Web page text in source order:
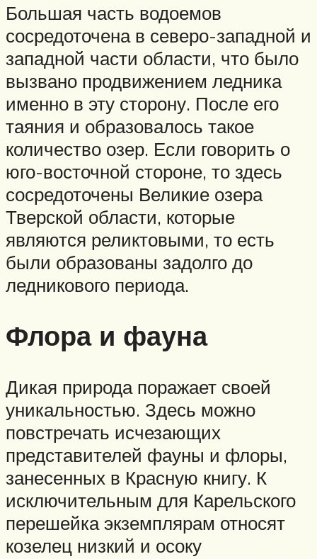
Большая часть водоемов
сосредоточена в северо-западной и
западной части области, что было
вызвано продвижением ледника
именно в эту сторону. После его
таяния и образовалось такое
количество озер. Если говорить о
юго-восточной стороне, то здесь
сосредоточены Великие озера
Тверской области, которые
являются реликтовыми, то есть
были образованы задолго до
ледникового периода.
Флора и фауна
Дикая природа поражает своей
уникальностью. Здесь можно
повстречать исчезающих
представителей фауны и флоры,
занесенных в Красную книгу. К
исключительным для Карельского
перешейка экземплярам относят
козелец низкий и осоку